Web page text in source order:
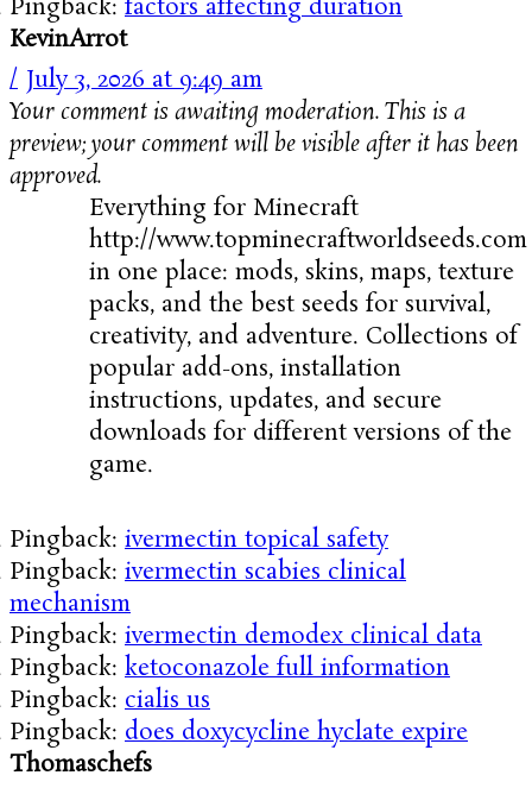
Pingback: factors affecting duration
KevinArrot
July 3, 2026 at 9:49 am
Your comment is awaiting moderation. This is a
preview; your comment will be visible after it has been
approved.
Everything for Minecraft
http://www.topminecraftworldseeds.com
in one place: mods, skins, maps, texture
packs, and the best seeds for survival,
creativity, and adventure. Collections of
popular add-ons, installation
instructions, updates, and secure
downloads for different versions of the
game.
Pingback: ivermectin topical safety
Pingback: ivermectin scabies clinical
mechanism
Pingback: ivermectin demodex clinical data
Pingback: ketoconazole full information
Pingback: cialis us
Pingback: does doxycycline hyclate expire
Thomaschefs